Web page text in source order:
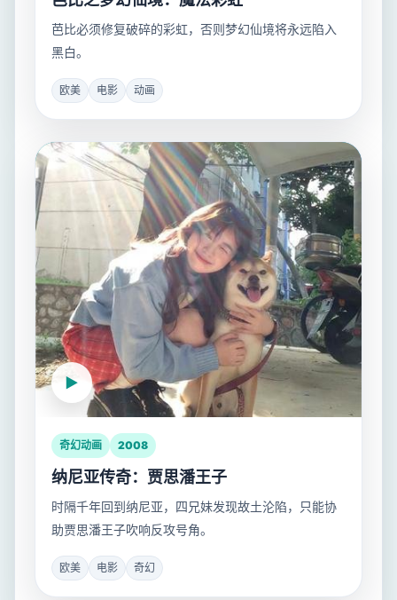
芭比必须修复破碎的彩虹，否则梦幻仙境将永远陷入
黑白。
欧美 电影 动画
奇幻动画 2008
纳尼亚传奇：贾思潘王子
时隔千年回到纳尼亚，四兄妹发现故土沦陷，只能协
助贾思潘王子吹响反攻号角。
欧美 电影 奇幻